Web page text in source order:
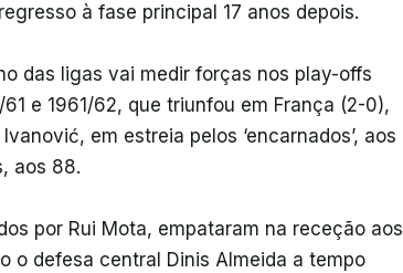
à fase principal 17 anos depois.
das ligas vai medir forças nos play-offs
e 1961/62, que triunfou em França (2-0),
em estreia pelos ‘encarnados’, aos
aos 88.
por Rui Mota, empataram na receção aos
o defesa central Dinis Almeida a tempo